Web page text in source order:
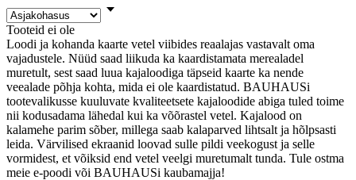
Tooteid ei ole
Loodi ja kohanda kaarte vetel viibides reaalajas vastavalt oma
vajadustele. Nüüd saad liikuda ka kaardistamata merealadel
muretult, sest saad luua kajaloodiga täpseid kaarte ka nende
veealade põhja kohta, mida ei ole kaardistatud. BAUHAUSi
tootevalikusse kuuluvate kvaliteetsete kajaloodide abiga tuled toime
nii kodusadama lähedal kui ka võõrastel vetel. Kajalood on
kalamehe parim sõber, millega saab kalaparved lihtsalt ja hõlpsasti
leida. Värvilised ekraanid loovad sulle pildi veekogust ja selle
vormidest, et võiksid end vetel veelgi muretumalt tunda. Tule ostma
meie e-poodi või BAUHAUSi kaubamajja!